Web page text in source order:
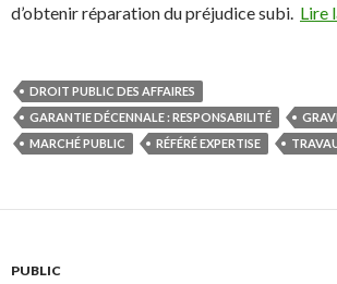
d’obtenir réparation du préjudice subi. Lire
DROIT PUBLIC DES AFFAIRES
GARANTIE DÉCENNALE : RESPONSABILITÉ
MARCHÉ PUBLIC
RÉFÉRÉ EXPERTISE
PUBLIC